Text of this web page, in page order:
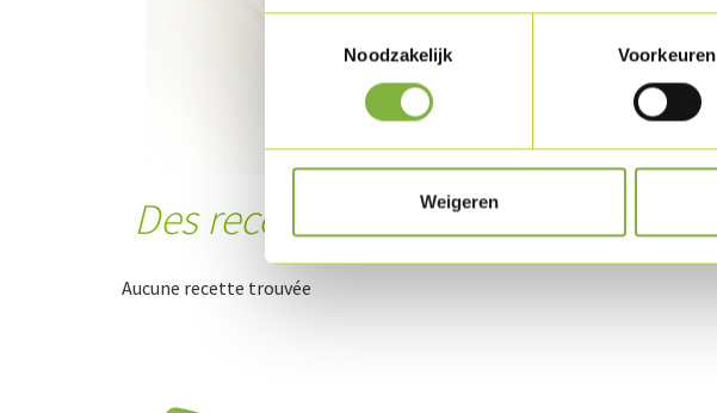
Noodzakelijk
Voorkeuren
Weigeren
Des recettes avec ce produit
Aucune recette trouvée